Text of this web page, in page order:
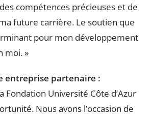
compétences précieuses et de
future carrière. Le soutien que
pour mon développement
moi. »
entreprise partenaire :
Fondation Université Côte d’Azur
Nous avons l’occasion de